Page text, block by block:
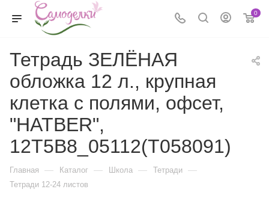
0
Тетрадь ЗЕЛЁНАЯ
обложка 12 л., крупная
клетка с полями, офсет,
"HATBER",
12Т5B8_05112(T058091)
Главная — Каталог — Школа — Тетради —
Тетради 12-24 листов